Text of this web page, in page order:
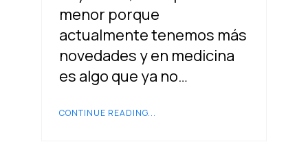
menor porque
actualmente tenemos más
novedades y en medicina
es algo que ya no…
CONTINUE READING...